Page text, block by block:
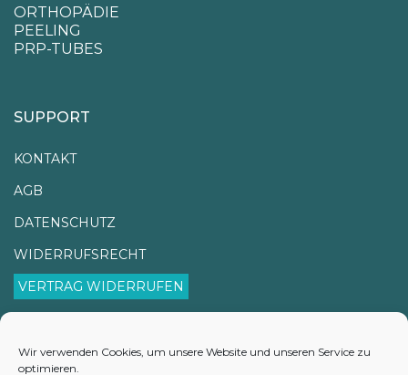
Wir verwenden Cookies, um unsere Website und unseren Service zu
optimieren.
ORTHOPÄDIE
PEELING
PRP-TUBES
SUPPORT
KONTAKT
AGB
DATENSCHUTZ
WIDERRUFSRECHT
VERTRAG WIDERRUFEN
VERSANDINFORMATIONEN